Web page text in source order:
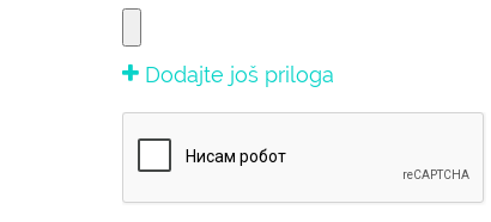
Dodajte još priloga